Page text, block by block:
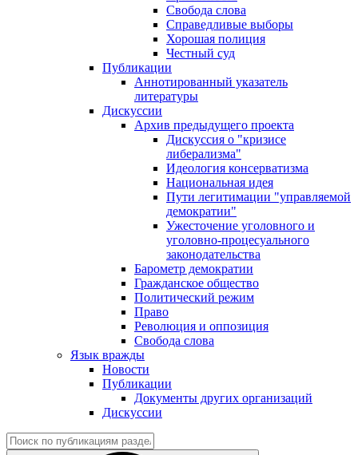
Свобода слова
Справедливые выборы
Хорошая полиция
Честный суд
Публикации
Аннотированный указатель
литературы
Дискуссии
Архив предыдущего проекта
Дискуссия о "кризисе
либерализма"
Идеология консерватизма
Национальная идея
Пути легитимации "управляемой
демократии"
Ужесточение уголовного и
уголовно-процесуального
законодательства
Барометр демократии
Гражданское общество
Политический режим
Право
Революция и оппозиция
Свобода слова
Язык вражды
Новости
Публикации
Документы других организаций
Дискуссии